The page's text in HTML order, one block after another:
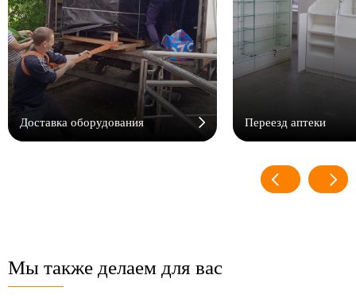
Доставка оборудования Переезд аптеки
Мы также делаем для вас